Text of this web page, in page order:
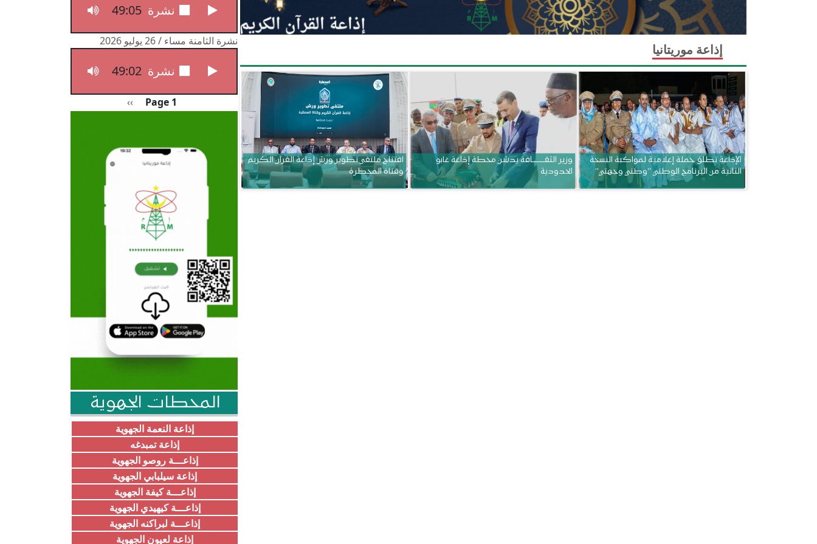
إذاعة موريتانيا
الإذاعة تطلق حملة إعلامية لمواكبة النسخة
الثانية من البرنامج الوطني “وطني وجهتي”
وزير الثقــــــــــافة يدشن محطة إذاعة غابو
الحدودية
افتتاح ملتقى تطوير ورش إذاعة القرآن الكريم
وقناة المحظرة
نشرة الثامنة مساء / 27 يوليو 2026
49:05
نشرة الثامنة مساء / 26 يوليو 2026
نشرة الثامنة مساء / 26 يوليو 2026
49:02
Pagination
Page 1 الصفحة التالية
››
المحطات الجهوية
إذاعة النعمة الجهوية
إذاعة تمبدغه
إذاعـــة روصو الجهوية
إذاعة سيلبابي الجهوية
إذاعـــة كيفة الجهوية
إذاعـــة كيهيدي الجهوية
إذاعـــة لبراكنه الجهوية
إذاعة لعيون الجهوية